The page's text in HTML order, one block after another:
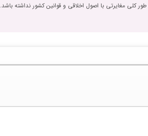
کلی مغایرتی با اصول اخلاقی و قوانین کشور نداشته باشد.